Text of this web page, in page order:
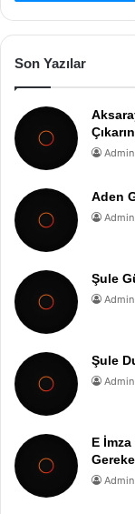
Son Yazılar
Çıkarın
Admin
Aden
Admin
Şule
Admin
Şule
Admin
E
Admin